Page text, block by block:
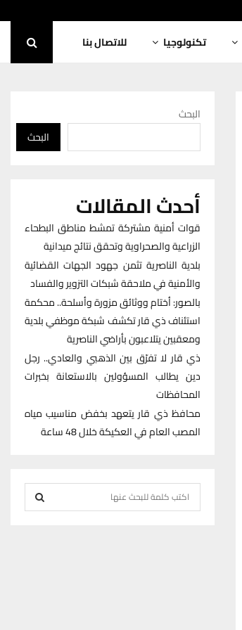
تكنولوجيا للاتصال بنا
البحث
البحث
أحدث المقالات
قوات أمنية مشتركة تمشط مناطق البطحاء
الزراعية والصحراوية وتحقق نتائج ميدانية
بلدية الناصرية تثمن جهود الجهات القضائية
والأمنية في ملاحقة شبكات التزوير والفساد
بالصور: أختام ووثائق مزورة وأسلحة.. محكمة
استئناف ذي قار تكشف شبكة موظفي بلدية
ومعقبين يتلاعبون بأراضي الناصرية
ذي قار لا تفرّق بين الذهبي والعادي.. رجل
دين يطالب المسؤولين بالاستعانة بخبرات
المحافظات
محافظ ذي قار يتعهد بخفض مناسيب مياه
المصب العام في العكيكة خلال 48 ساعة
e